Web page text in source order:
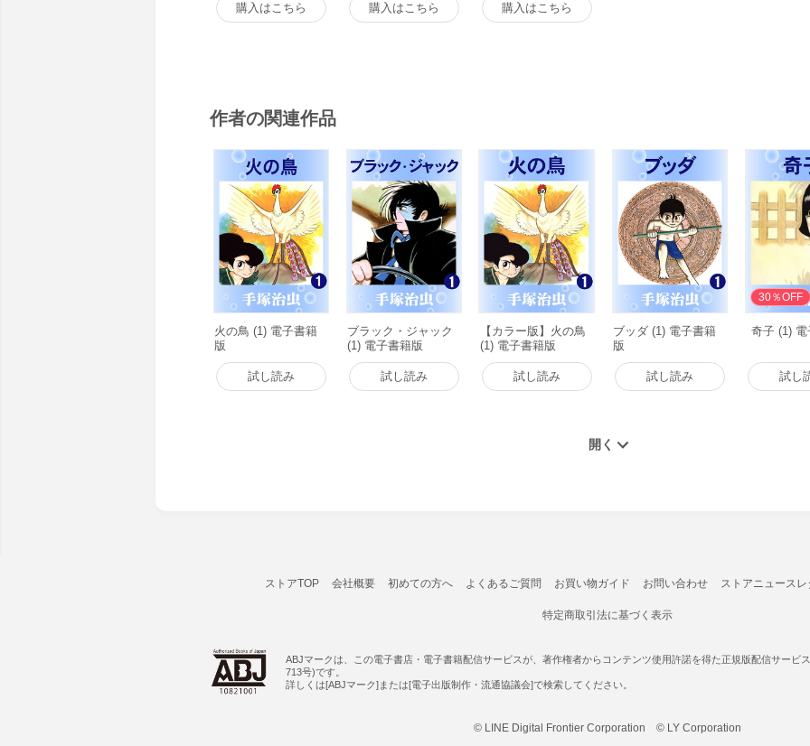
購入はこちら 購入はこちら 購入はこちら
作者の関連作品
火の鳥 (1) 電子書籍
版
試し読み
ブラック・ジャック
(1) 電子書籍版
試し読み
【カラー版】火の鳥
(1) 電子書籍版
試し読み
ブッダ (1) 電子書籍
版
試し読み
30％OFF
奇子 (1) 電
試し
ストアTOP 会社概要 初めての方へ よくあるご質問 お買い物ガイド お問い合わせ ストアニュースレ
特定商取引法に基づく表示
ABJマークは、この電子書店・電子書籍配信サービスが、著作権者からコンテンツ使用許諾を得た正規版配信サービ
713号)です。
詳しくは[ABJマーク]または[電子出版制作・流通協議会]で検索してください。
© LINE Digital Frontier Corporation © LY Corporation